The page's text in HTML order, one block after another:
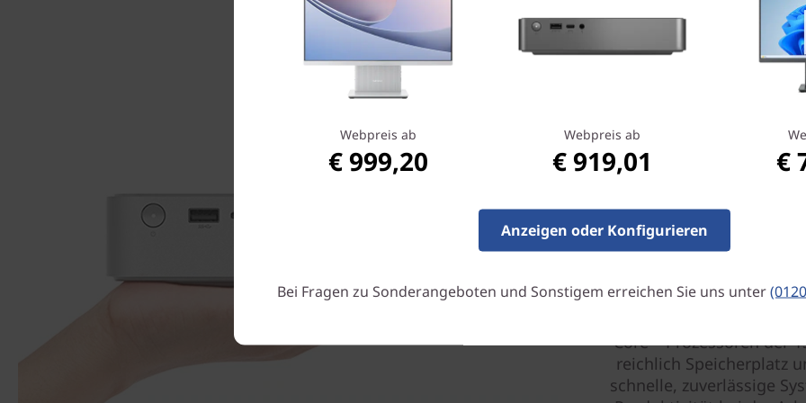
Maximale
Alles, was Sie brauchen,
diesem Mini-Desktop-
Core™ Prozessoren der
reichlich Speicherplatz
schnelle, zuverlässige
Webpreis ab
€ 999,20
Webpreis ab
€ 919,01 €
Anzeigen oder Konfigurieren
Bei Fragen zu Sonderangeboten und Sonstigem erreichen Sie uns unter